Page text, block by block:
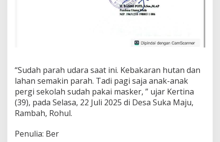
“Sudah parah udara saat ini. Kebakaran hutan dan
lahan semakin parah. Tadi pagi saja anak-anak
pergi sekolah sudah pakai masker, ” ujar Kertina
(39), pada Selasa, 22 Juli 2025 di Desa Suka Maju,
Rambah, Rohul.
Penulia: Ber